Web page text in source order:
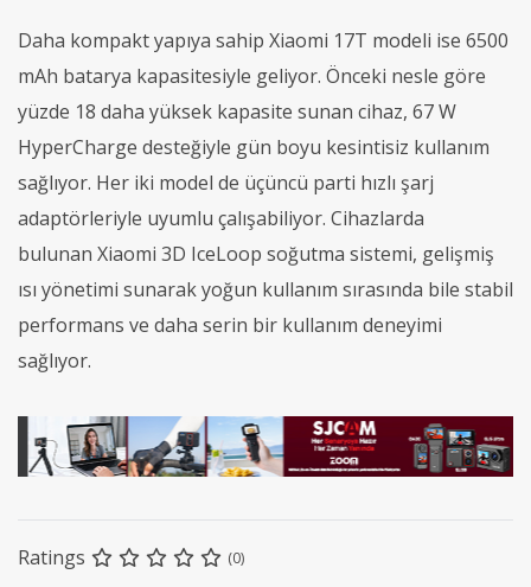
Daha kompakt yapıya sahip Xiaomi 17T modeli ise 6500
mAh batarya kapasitesiyle geliyor. Önceki nesle göre
yüzde 18 daha yüksek kapasite sunan cihaz, 67 W
HyperCharge desteğiyle gün boyu kesintisiz kullanım
sağlıyor. Her iki model de üçüncü parti hızlı şarj
adaptörleriyle uyumlu çalışabiliyor. Cihazlarda
bulunan Xiaomi 3D IceLoop soğutma sistemi, gelişmiş
ısı yönetimi sunarak yoğun kullanım sırasında bile stabil
performans ve daha serin bir kullanım deneyimi
sağlıyor.
Ratings (0)